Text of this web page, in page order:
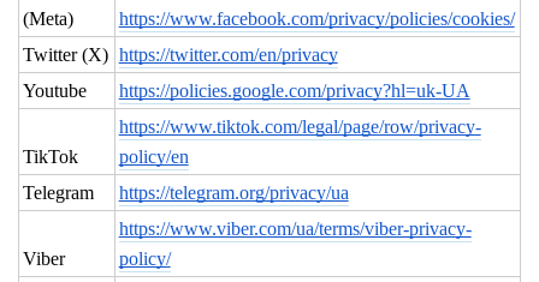
(Meta)
https://www.facebook.com/privacy/policies/cookies/
Twitter (X) https://twitter.com/en/privacy
Youtube
https://policies.google.com/privacy?hl=uk-UA
TikTok
https://www.tiktok.com/legal/page/row/privacy-
policy/en
Telegram
https://telegram.org/privacy/ua
Viber
https://www.viber.com/ua/terms/viber-privacy-
policy/